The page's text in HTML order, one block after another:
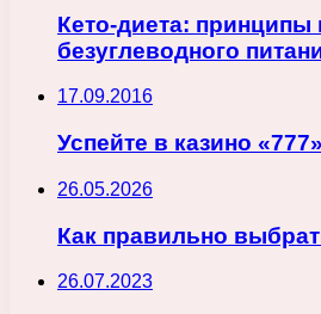
Кето-диета: принципы
безуглеводного
17.09.2016
Успейте в казино
26.05.2026
Как правильно
26.07.2023